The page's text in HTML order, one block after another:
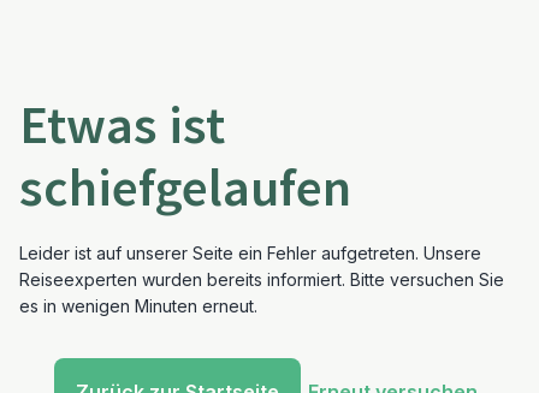
Etwas ist
schiefgelaufen
Leider ist auf unserer Seite ein Fehler aufgetreten. Unsere
Reiseexperten wurden bereits informiert. Bitte versuchen Sie
es in wenigen Minuten erneut.